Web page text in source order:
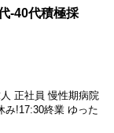
-40代積極採
正社員 慢性期病院
み!17:30終業 ゆった